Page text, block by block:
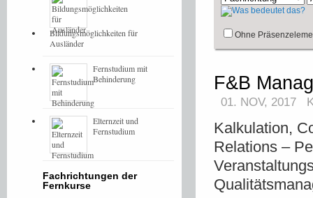
Ohne
F&B
01. NOV, 2017
Kalkulation,
Relations –
Bildungsmöglichkeiten für
Ausländer
Fernstudium mit
Behinderung
Elternzeit und
Fernstudium
Fachrichtungen der
Fernkurse